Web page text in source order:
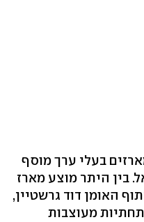
בעלי ערך מוסף
בין היתר מוצע מארז
האומן דוד גרשטיין,
ומארז יחיד, זוגי או רביעים+6 תחתיות מעוצבות